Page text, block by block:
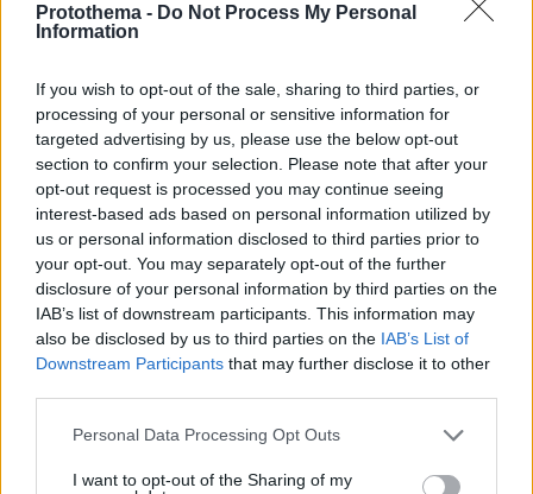
Protothema - Do Not Process My Personal
Information
If you wish to opt-out of the sale, sharing to third parties, or
processing of your personal or sensitive information for
targeted advertising by us, please use the below opt-out
section to confirm your selection. Please note that after your
opt-out request is processed you may continue seeing
interest-based ads based on personal information utilized by
us or personal information disclosed to third parties prior to
your opt-out. You may separately opt-out of the further
disclosure of your personal information by third parties on the
IAB’s list of downstream participants. This information may
also be disclosed by us to third parties on the IAB’s List of
Downstream Participants that may further disclose it to other
Please note that this website/app uses one or more Google
not limited to your visit or usage behaviour. You may click to
Personal Data Processing Opt Outs
I want to opt-out of the Sharing of my
Κάτι αλλάζει στον χάρτη της πανεπιστημιακής εκπαίδευσης
στην Ελλάδα
Εθνική Τράπεζα: Η κορυφαία επιλογή για τη χρηματοδότηση
μεγάλων έργων
Διασκεδάζουμε υπεύθυνα, επιστρέφουμε με ασφάλεια
29.07.2026, 09:39
ΡΟΗ ΕΙΔΗΣΕΩΝ
Ειδήσεις Δημοφιλή Σχολιασμένα